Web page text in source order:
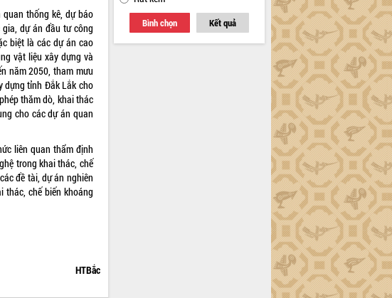
thống kê, dự báo
dự án đầu tư công
biệt là các dự án cao
vật liệu xây dựng và
năm 2050, tham mưu
dựng tỉnh Đắk Lắk cho
thăm dò, khai thác
cho các dự án quan
liên quan thẩm định
trong khai thác, chế
đề tài, dự án nghiên
thác, chế biến khoáng
HTBắc
Bình chọn Kết quả